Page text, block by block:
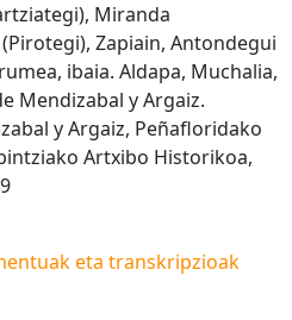
Miranda
Zapiain, Antondegui
ibaia. Aldapa, Muchalia,
Mendizabal y Argaiz.
y Argaiz, Peñafloridako
Artxibo Historikoa,
eta transkripzioak